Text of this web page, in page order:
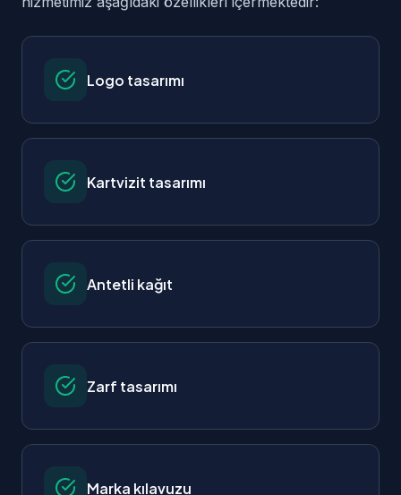
Logo tasarımı
Kartvizit tasarımı
Antetli kağıt
Zarf tasarımı
Marka kılavuzu